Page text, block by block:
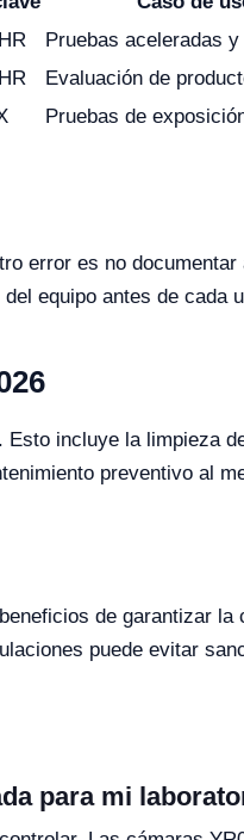
Pruebas aceleradas
Evaluación de
Pruebas de
error es no
equipo antes de cada
incluye la limpieza
preventivo al
de garantizar la
puede evitar
para mi